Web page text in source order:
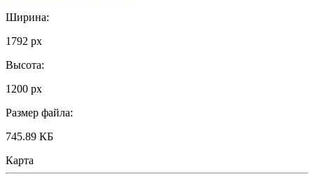
Ширина:
1792 px
Высота:
1200 px
Размер файла:
745.89 КБ
Карта